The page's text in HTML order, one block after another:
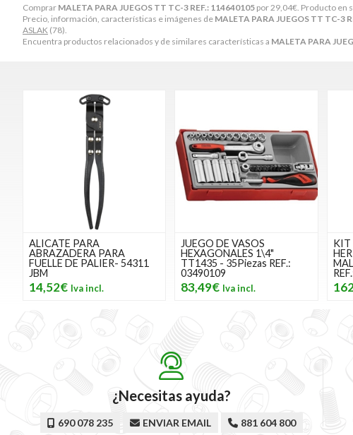
Comprar MALETA PARA JUEGOS TT TC-3 REF.: 114640105 por 29,04€ . Producto en
Precio, información, características e imágenes de MALETA PARA JUEGOS TT TC-3
ASLAK (78).
Encuentra productos relacionados y de similares características a MALETA PARA
ALICATE PARA
ABRAZADERA PARA
FUELLE DE PALIER- 54311
JBM
14,52€
JUEGO DE VASOS
HEXAGONALES 1\4"
TT1435 - 35Piezas REF.:
03490109
83,49€
KIT
¿Necesitas ayuda?
690 078 235 ENVIAR EMAIL 881 604 800